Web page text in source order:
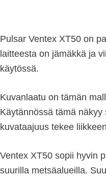
Pulsar Ventex XT50 on
laitteesta on jämäkkä ja
käytössä.
Kuvanlaatu on tämän
Käytännössä tämä
kuvataajuus tekee
Ventex XT50 sopii hyvin
suurilla metsäalueilla.